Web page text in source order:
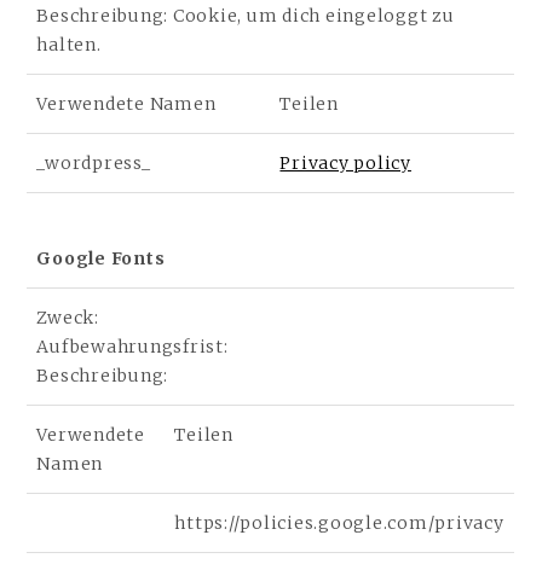
Beschreibung: Cookie, um dich eingeloggt zu
halten.
Verwendete Namen Teilen
_wordpress_ Privacy policy
Google Fonts
Zweck:
Aufbewahrungsfrist:
Beschreibung:
Verwendete
Namen
Teilen
https://policies.google.com/privacy